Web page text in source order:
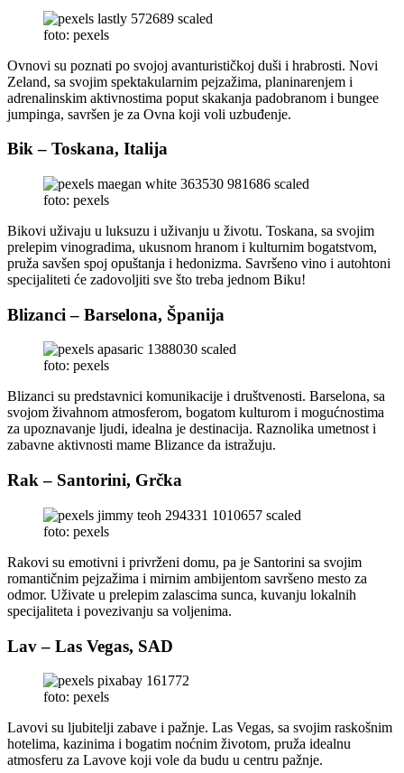
foto: pexels
Ovnovi su poznati po svojoj avanturističkoj duši i hrabrosti. Novi
Zeland, sa svojim spektakularnim pejzažima, planinarenjem i
adrenalinskim aktivnostima poput skakanja padobranom i bungee
jumpinga, savršen je za Ovna koji voli uzbuđenje.
Bik – Toskana, Italija
foto: pexels
Bikovi uživaju u luksuzu i uživanju u životu. Toskana, sa svojim
prelepim vinogradima, ukusnom hranom i kulturnim bogatstvom,
pruža savšen spoj opuštanja i hedonizma. Savršeno vino i autohtoni
specijaliteti će zadovoljiti sve što treba jednom Biku!
Blizanci – Barselona, Španija
foto: pexels
Blizanci su predstavnici komunikacije i društvenosti. Barselona, sa
svojom živahnom atmosferom, bogatom kulturom i mogućnostima
za upoznavanje ljudi, idealna je destinacija. Raznolika umetnost i
zabavne aktivnosti mame Blizance da istražuju.
Rak – Santorini, Grčka
foto: pexels
Rakovi su emotivni i privrženi domu, pa je Santorini sa svojim
romantičnim pejzažima i mirnim ambijentom savršeno mesto za
odmor. Uživate u prelepim zalascima sunca, kuvanju lokalnih
specijaliteta i povezivanju sa voljenima.
Lav – Las Vegas, SAD
foto: pexels
Lavovi su ljubitelji zabave i pažnje. Las Vegas, sa svojim raskošnim
hotelima, kazinima i bogatim noćnim životom, pruža idealnu
atmosferu za Lavove koji vole da budu u centru pažnje.